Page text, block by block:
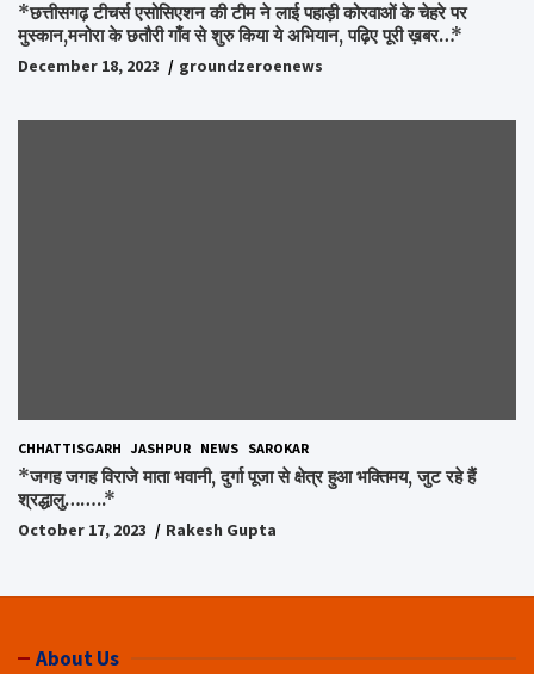
*छत्तीसगढ़ टीचर्स एसोसिएशन की टीम ने लाई पहाड़ी कोरवाओं के चेहरे पर
मुस्कान,मनोरा के छतौरी गाँव से शुरु किया ये अभियान, पढ़िए पूरी ख़बर…*
December 18, 2023 groundzeroenews
CHHATTISGARH JASHPUR NEWS SAROKAR
*जगह जगह विराजे माता भवानी, दुर्गा पूजा से क्षेत्र हुआ भक्तिमय, जुट रहे हैं
श्रद्धालु……..*
October 17, 2023 Rakesh Gupta
About Us